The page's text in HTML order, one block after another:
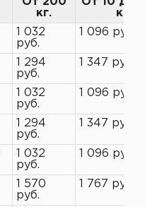
кг.
кг
1 032
руб.
1 096 руб.
1 294
руб.
1 347 руб.
1 032
руб.
1 096 руб.
1 294
руб.
1 347 руб.
1 032
руб.
1 096 руб.
1 570
руб.
1 767 руб.